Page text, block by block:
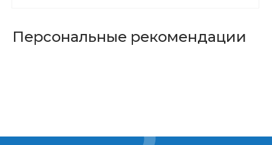
Персональные рекомендации